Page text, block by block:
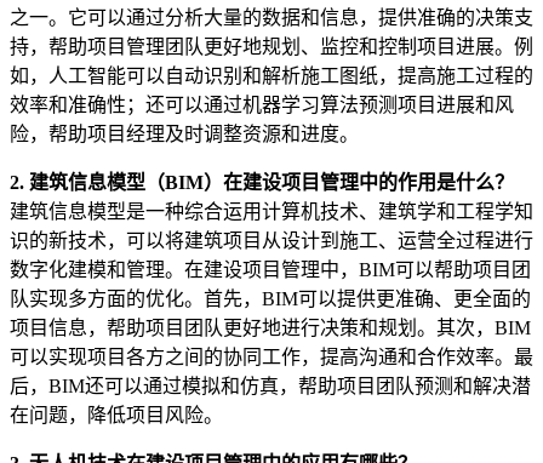
之一。它可以通过分析大量的数据和信息，提供准确的决策支
持，帮助项目管理团队更好地规划、监控和控制项目进展。例
如，人工智能可以自动识别和解析施工图纸，提高施工过程的
效率和准确性；还可以通过机器学习算法预测项目进展和风
险，帮助项目经理及时调整资源和进度。
2. 建筑信息模型（BIM）在建设项目管理中的作用是什么？
建筑信息模型是一种综合运用计算机技术、建筑学和工程学知
识的新技术，可以将建筑项目从设计到施工、运营全过程进行
数字化建模和管理。在建设项目管理中，BIM可以帮助项目团
队实现多方面的优化。首先，BIM可以提供更准确、更全面的
项目信息，帮助项目团队更好地进行决策和规划。其次，BIM
可以实现项目各方之间的协同工作，提高沟通和合作效率。最
后，BIM还可以通过模拟和仿真，帮助项目团队预测和解决潜
在问题，降低项目风险。